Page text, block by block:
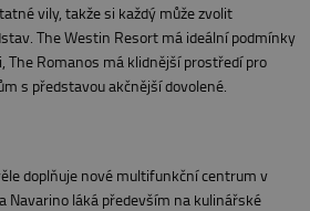
vily, takže si každý může zvolit
The Westin Resort má ideální podmínky
The Romanos má klidnější prostředí pro
s představou akčnější dovolené.
doplňuje nové multifunkční centrum v
Navarino láká především na kulinářské